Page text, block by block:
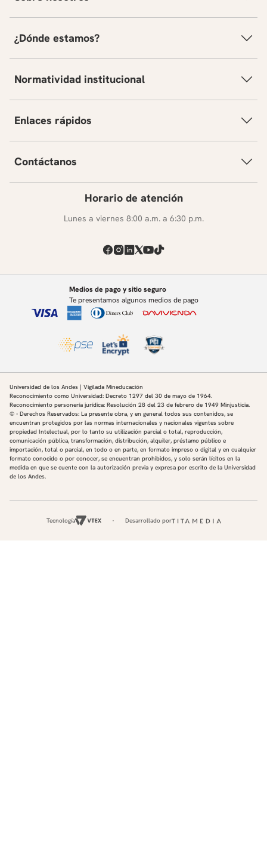
¿Dónde estamos?
Normatividad institucional
Enlaces rápidos
Contáctanos
Horario de atención
Lunes a viernes 8:00 a.m. a 6:30 p.m.
Medios de pago y sitio seguro
Te presentamos algunos medios de pago
Universidad de los Andes | Vigilada Mineducación
Reconocimiento como Universidad: Decreto 1297 del 30 de mayo de 1964.
Reconocimiento personería jurídica: Resolución 28 del 23 de febrero de 1949 Minjusticia.
© - Derechos Reservados: La presente obra, y en general todos sus contenidos, se
encuentran protegidos por las normas internacionales y nacionales vigentes sobre
propiedad Intelectual, por lo tanto su utilización parcial o total, reproducción,
comunicación pública, transformación, distribución, alquiler, préstamo público e
importación, total o parcial, en todo o en parte, en formato impreso o digital y en cualquier
formato conocido o por conocer, se encuentran prohibidos, y solo serán lícitos en la
medida en que se cuente con la autorización previa y expresa por escrito de la Universidad
de los Andes.
Tecnología Desarrollado por